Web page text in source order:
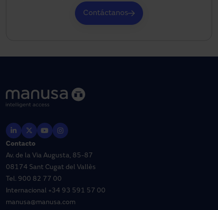
Contáctanos
Contacto
Av. de la Via Augusta, 85-87
08174 Sant Cugat del Vallès
Tel. 900 82 77 00
Internacional +34 93 591 57 00
manusa@manusa.com